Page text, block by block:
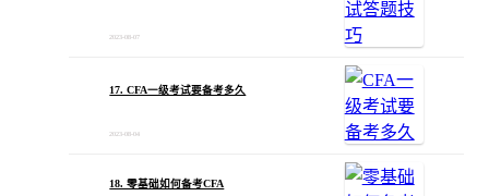
2023-08-07
17. CFA一级考试要备考多久
2023-08-04
18. 零基础如何备考CFA